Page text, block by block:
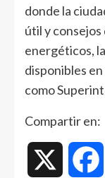
donde la
útil y consejos
energéticos,
disponibles
como
Compartir en: